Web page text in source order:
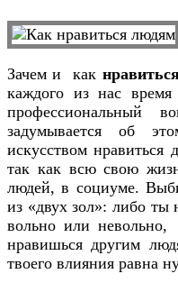
Зачем и как
каждого из нас
профессиональный
задумывается об
искусством
так как всю свою
людей, в социуме.
из «двух зол»: либо
вольно или
нравишься другим
твоего влияния равна